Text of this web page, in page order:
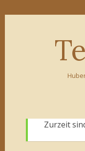
Zurzeit